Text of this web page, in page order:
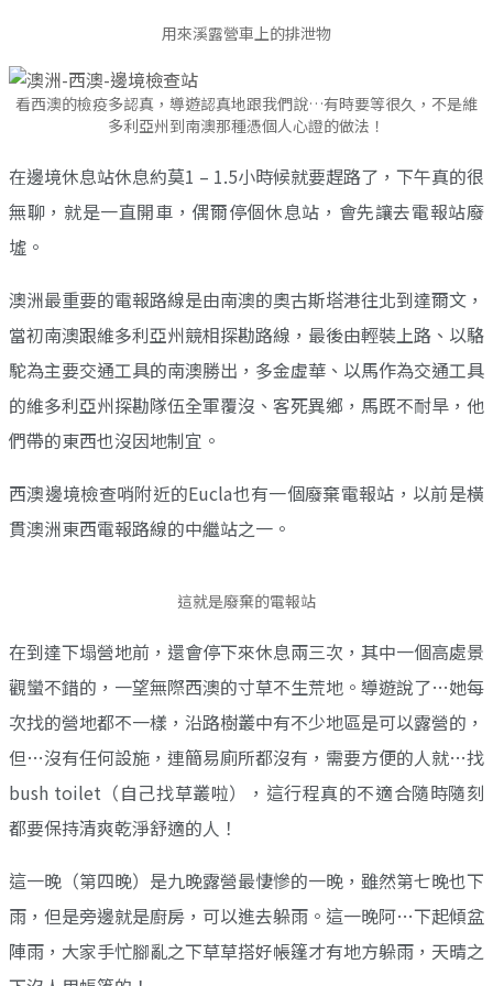
用來溪露營車上的排泄物
看西澳的檢疫多認真，導遊認真地跟我們說…有時要等很久，不是維
多利亞州到南澳那種憑個人心證的做法！
在邊境休息站休息約莫1 – 1.5小時候就要趕路了，下午真的很
無聊，就是一直開車，偶爾停個休息站，會先讓去電報站廢
墟。
澳洲最重要的電報路線是由南澳的奧古斯塔港往北到達爾文，
當初南澳跟維多利亞州競相探勘路線，最後由輕裝上路、以駱
駝為主要交通工具的南澳勝出，多金虛華、以馬作為交通工具
的維多利亞州探勘隊伍全軍覆沒、客死異鄉，馬既不耐旱，他
們帶的東西也沒因地制宜。
西澳邊境檢查哨附近的Eucla也有一個廢棄電報站，以前是橫
貫澳洲東西電報路線的中繼站之一。
這就是廢棄的電報站
在到達下塌營地前，還會停下來休息兩三次，其中一個高處景
觀蠻不錯的，一望無際西澳的寸草不生荒地。導遊說了…她每
次找的營地都不一樣，沿路樹叢中有不少地區是可以露營的，
但…沒有任何設施，連簡易廁所都沒有，需要方便的人就…找
bush toilet（自己找草叢啦），這行程真的不適合隨時隨刻
都要保持清爽乾淨舒適的人！
這一晚（第四晚）是九晚露營最悽慘的一晚，雖然第七晚也下
雨，但是旁邊就是廚房，可以進去躲雨。這一晚阿…下起傾盆
陣雨，大家手忙腳亂之下草草搭好帳篷才有地方躲雨，天晴之